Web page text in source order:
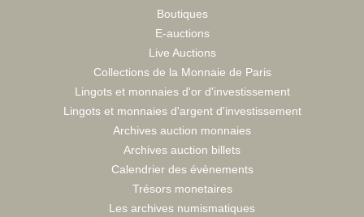
Boutiques
E-auctions
Live Auctions
Collections de la Monnaie de Paris
Lingots et monnaies d'or d'investissement
Lingots et monnaies d'argent d'investissement
Archives auction monnaies
Archives auction billets
Calendrier des évènements
Trésors monetaires
Les archives numismatiques